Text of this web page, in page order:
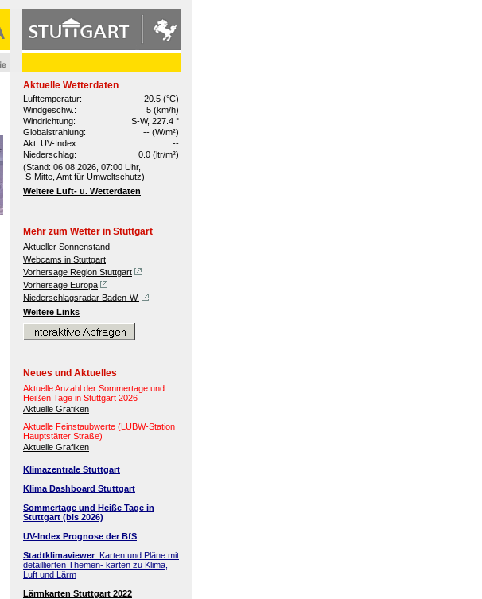
Aktuelle Wetterdaten
Lufttemperatur:
20.5 (°C)
Windgeschw.:
5 (km/h)
Windrichtung:
S-W, 227.4 °
Globalstrahlung:
-- (W/m²)
Akt. UV-Index:
--
Niederschlag:
0.0 (ltr/m²)
(Stand: 06.08.2026, 07:00 Uhr,
S-Mitte, Amt für Umweltschutz)
Weitere Luft- u. Wetterdaten
Mehr zum Wetter in Stuttgart
Aktueller Sonnenstand
Webcams in Stuttgart
Vorhersage Region Stuttgart
Vorhersage Europa
Niederschlagsradar Baden-W.
Weitere Links
Neues und Aktuelles
Aktuelle Anzahl der Sommertage und
Heißen Tage in Stuttgart 2026
Aktuelle Grafiken
Aktuelle Feinstaubwerte (LUBW-Station
Hauptstätter Straße)
Aktuelle Grafiken
Klimazentrale Stuttgart
Klima Dashboard Stuttgart
Sommertage und Heiße Tage in
Stuttgart (bis 2026)
UV-Index Prognose der BfS
Stadtklimaviewer: Karten und Pläne mit
detaillierten Themen- karten zu Klima,
Luft und Lärm
Lärmkarten Stuttgart 2022